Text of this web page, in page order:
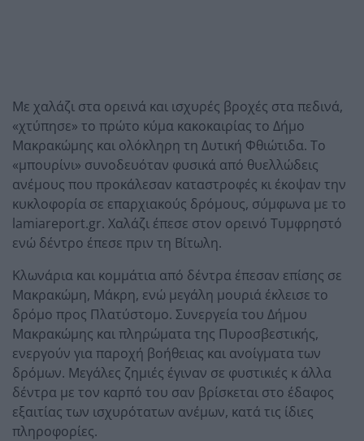
Με χαλάζι στα ορεινά και ισχυρές βροχές στα πεδινά,
«χτύπησε» το πρώτο κύμα κακοκαιρίας το Δήμο
Μακρακώμης και ολόκληρη τη Δυτική Φθιώτιδα. Το
«μπουρίνι» συνοδευόταν φυσικά από θυελλώδεις
ανέμους που προκάλεσαν καταστροφές κι έκοψαν την
κυκλοφορία σε επαρχιακούς δρόμους, σύμφωνα με το
lamiareport.gr. Χαλάζι έπεσε στον ορεινό Τυμφρηστό
ενώ δέντρο έπεσε πριν τη Βίτωλη.
Κλωνάρια και κομμάτια από δέντρα έπεσαν επίσης σε
Μακρακώμη, Μάκρη, ενώ μεγάλη μουριά έκλεισε το
δρόμο προς Πλατύστομο. Συνεργεία του Δήμου
Μακρακώμης και πληρώματα της Πυροσβεστικής,
ενεργούν για παροχή βοήθειας και ανοίγματα των
δρόμων. Μεγάλες ζημιές έγιναν σε φυστικιές κ άλλα
δέντρα με τον καρπό του σαν βρίσκεται στο έδαφος
εξαιτίας των ισχυρότατων ανέμων, κατά τις ίδιες
πληροφορίες.